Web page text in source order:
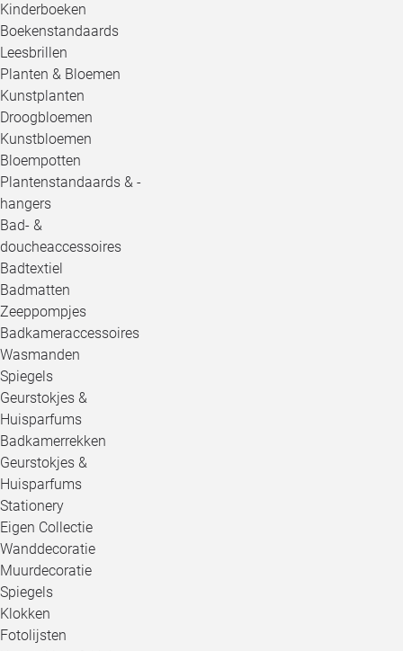
Kinderboeken
Boekenstandaards
Leesbrillen
Planten & Bloemen
Kunstplanten
Droogbloemen
Kunstbloemen
Bloempotten
Plantenstandaards & -
hangers
Bad- &
doucheaccessoires
Badtextiel
Badmatten
Zeeppompjes
Badkameraccessoires
Wasmanden
Spiegels
Geurstokjes &
Huisparfums
Badkamerrekken
Geurstokjes &
Huisparfums
Stationery
Eigen Collectie
Wanddecoratie
Muurdecoratie
Spiegels
Klokken
Fotolijsten